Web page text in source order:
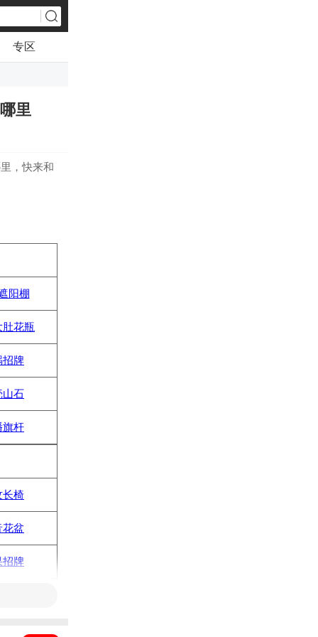
专区
里
，快来和
阳棚
花瓶
招牌
山石
旗杆
长椅
花盆
招牌